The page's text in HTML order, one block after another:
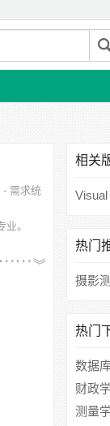
- 需求统
。
相关
热门
摄影
热门
数据
教程
峰)
财政
测量